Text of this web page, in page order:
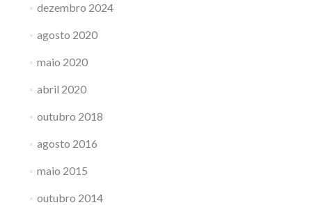
dezembro 2024
agosto 2020
maio 2020
abril 2020
outubro 2018
agosto 2016
maio 2015
outubro 2014